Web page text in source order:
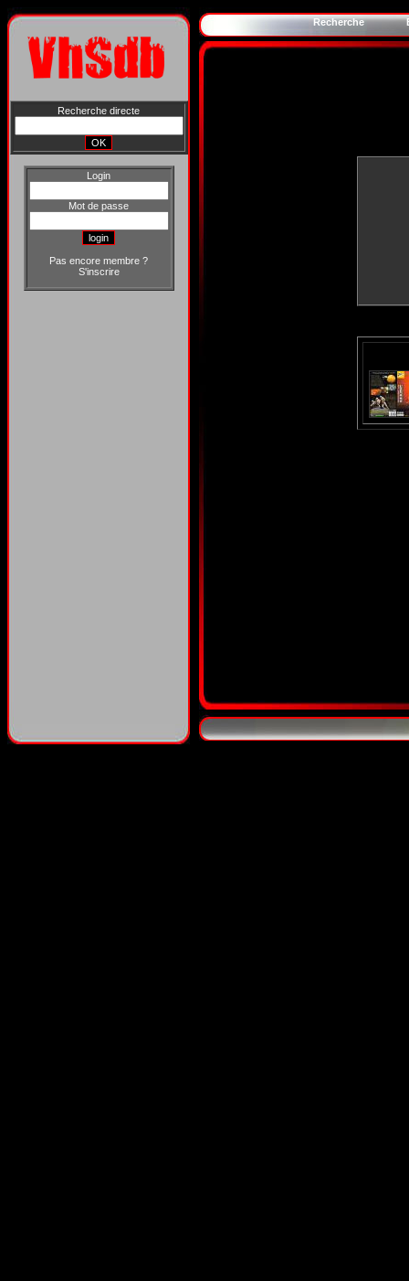
Recherche directe
Login
Mot de passe
Pas encore membre ?
S'inscrire
Recherche